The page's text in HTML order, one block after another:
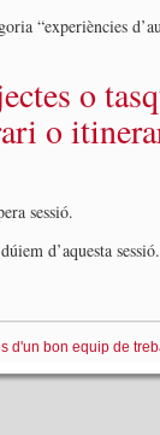
“experiències
o
o
sessió.
d’aquesta sessió.
d'un bon equip de